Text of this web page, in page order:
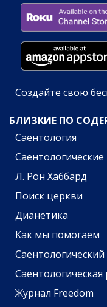
Создайте свою
БЛИЗКИЕ ПО
Саентология
Саентологические
Л. Рон Хаббард
Поиск церкви
Дианетика
Как мы помогаем
Саентологическая
Журнал Freedom